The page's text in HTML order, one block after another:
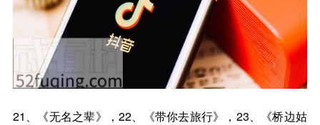
21、《无名之辈》，22、《带你去旅行》，23、《桥边姑